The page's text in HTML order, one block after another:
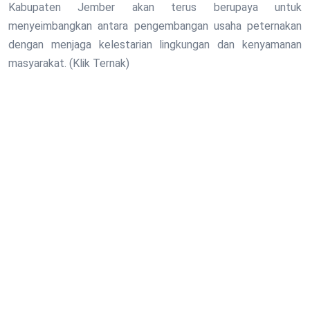
Kabupaten Jember akan terus berupaya untuk
menyeimbangkan antara pengembangan usaha peternakan
dengan menjaga kelestarian lingkungan dan kenyamanan
masyarakat. (Klik Ternak)